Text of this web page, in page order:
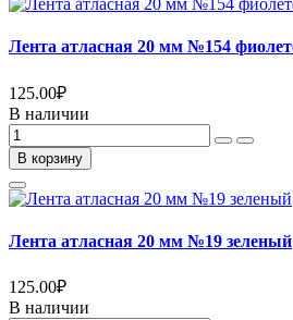
Лента атласная 20 мм №154
125.00₽
В наличии
В корзину
Лента атласная 20 мм №19 зеленый
125.00₽
В наличии